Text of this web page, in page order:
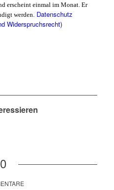
erscheint einmal im Monat. Er
werden. Datenschutz
Widerspruchsrecht)
0